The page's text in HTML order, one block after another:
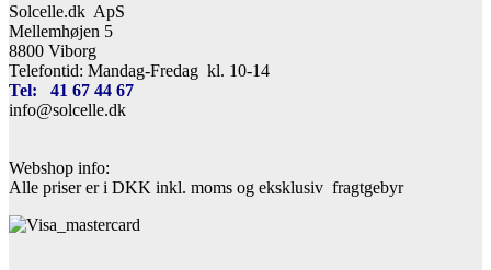
Solcelle.dk ApS
Mellemhøjen 5
8800 Viborg
Telefontid: Mandag-Fredag kl. 10-14
Tel: 41 67 44 67
info@solcelle.dk
Webshop info:
Alle priser er i DKK inkl. moms og eksklusiv fragtgebyr